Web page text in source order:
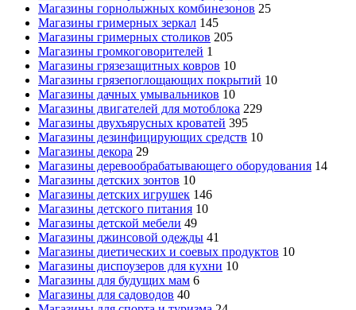
Магазины горнолыжных комбинезонов 25
Магазины гримерных зеркал 145
Магазины гримерных столиков 205
Магазины громкоговорителей 1
Магазины грязезащитных ковров 10
Магазины грязепоглощающих покрытий 10
Магазины дачных умывальников 10
Магазины двигателей для мотоблока 229
Магазины двухъярусных кроватей 395
Магазины дезинфицирующих средств 10
Магазины декора 29
Магазины деревообрабатывающего оборудования 14
Магазины детских зонтов 10
Магазины детских игрушек 146
Магазины детского питания 10
Магазины детской мебели 49
Магазины джинсовой одежды 41
Магазины диетических и соевых продуктов 10
Магазины диспоузеров для кухни 10
Магазины для будущих мам 6
Магазины для садоводов 40